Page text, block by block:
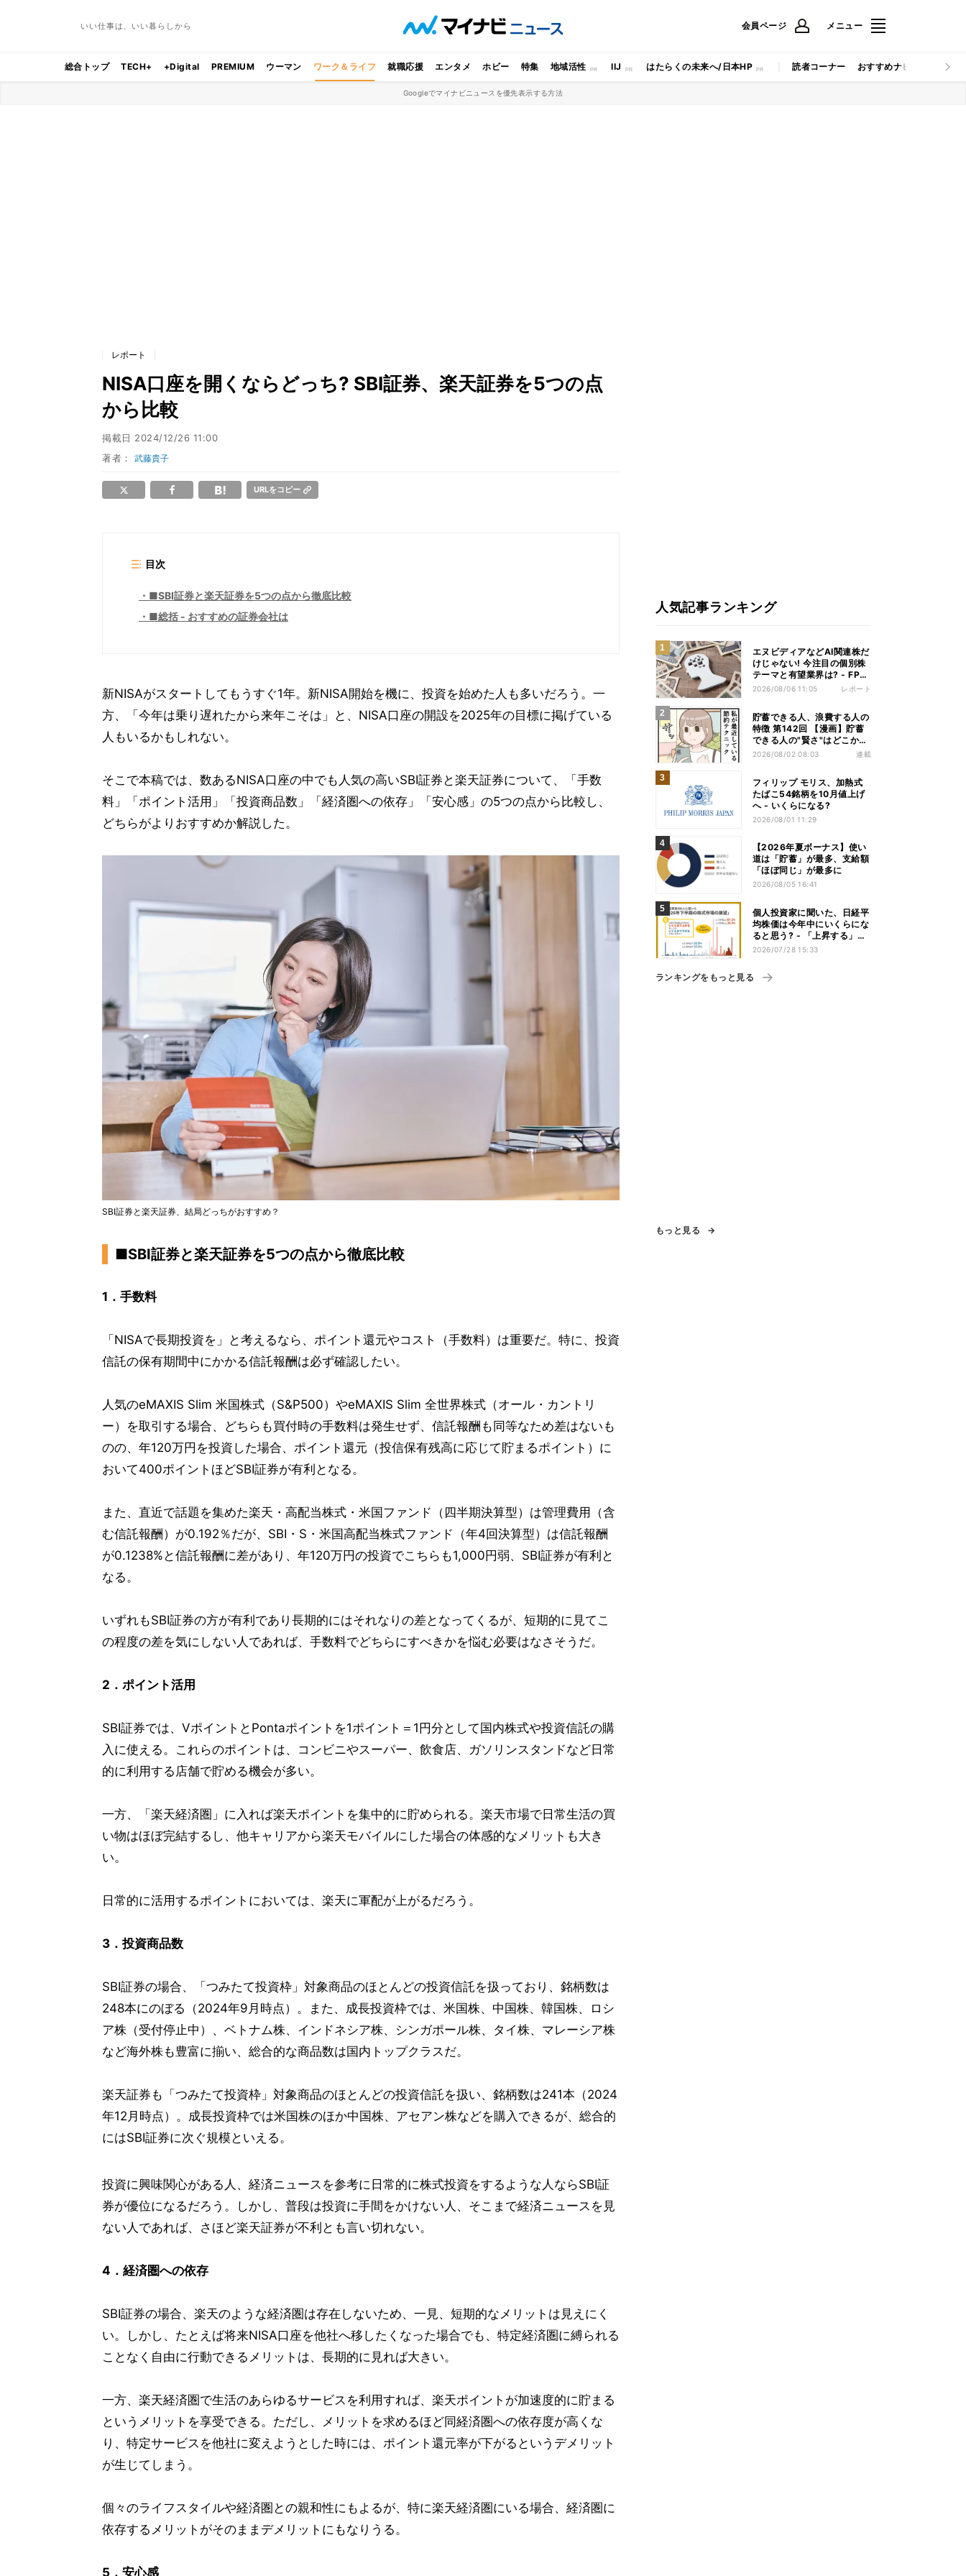
いい仕事は、いい暮らしから 会員ページ メニュー
総合トップ TECH+ +Digital PREMIUM ウーマン ワーク＆ライフ 就職応援 エンタメ ホビー 特集 地域活性 IIJ はたらくの未来へ/日本HP 読者コーナー おすすめナビ マイナビ
Googleでマイナビニュースを優先表示する方法
レポート
NISA口座を開くならどっち? SBI証券、楽天証券を5つの点
から比較
掲載日 2024/12/26 11:00
著者：武藤貴子
URLをコピー
目次
■SBI証券と楽天証券を5つの点から徹底比較
■総括 - おすすめの証券会社は
新NISAがスタートしてもうすぐ1年。新NISA開始を機に、投資を始めた人も多いだろう。一
方、「今年は乗り遅れたから来年こそは」と、NISA口座の開設を2025年の目標に掲げている
人もいるかもしれない。
そこで本稿では、数あるNISA口座の中でも人気の高いSBI証券と楽天証券について、「手数
料」「ポイント活用」「投資商品数」「経済圏への依存」「安心感」の5つの点から比較し、
どちらがよりおすすめか解説した。
SBI証券と楽天証券、結局どっちがおすすめ？
■SBI証券と楽天証券を5つの点から徹底比較
1．手数料
「NISAで長期投資を」と考えるなら、ポイント還元やコスト（手数料）は重要だ。特に、投資
信託の保有期間中にかかる信託報酬は必ず確認したい。
人気のeMAXIS Slim 米国株式（S&P500）やeMAXIS Slim 全世界株式（オール・カントリ
ー）を取引する場合、どちらも買付時の手数料は発生せず、信託報酬も同等なため差はないも
のの、年120万円を投資した場合、ポイント還元（投信保有残高に応じて貯まるポイント）に
おいて400ポイントほどSBI証券が有利となる。
また、直近で話題を集めた楽天・高配当株式・米国ファンド（四半期決算型）は管理費用（含
む信託報酬）が0.192％だが、SBI・S・米国高配当株式ファンド（年4回決算型）は信託報酬
が0.1238%と信託報酬に差があり、年120万円の投資でこちらも1,000円弱、SBI証券が有利と
なる。
いずれもSBI証券の方が有利であり長期的にはそれなりの差となってくるが、短期的に見てこ
の程度の差を気にしない人であれば、手数料でどちらにすべきかを悩む必要はなさそうだ。
2．ポイント活用
SBI証券では、VポイントとPontaポイントを1ポイント＝1円分として国内株式や投資信託の購
入に使える。これらのポイントは、コンビニやスーパー、飲食店、ガソリンスタンドなど日常
的に利用する店舗で貯める機会が多い。
一方、「楽天経済圏」に入れば楽天ポイントを集中的に貯められる。楽天市場で日常生活の買
い物はほぼ完結するし、他キャリアから楽天モバイルにした場合の体感的なメリットも大き
い。
日常的に活用するポイントにおいては、楽天に軍配が上がるだろう。
3．投資商品数
SBI証券の場合、「つみたて投資枠」対象商品のほとんどの投資信託を扱っており、銘柄数は
248本にのぼる（2024年9月時点）。また、成長投資枠では、米国株、中国株、韓国株、ロシ
ア株（受付停止中）、ベトナム株、インドネシア株、シンガポール株、タイ株、マレーシア株
など海外株も豊富に揃い、総合的な商品数は国内トップクラスだ。
楽天証券も「つみたて投資枠」対象商品のほとんどの投資信託を扱い、銘柄数は241本（2024
年12月時点）。成長投資枠では米国株のほか中国株、アセアン株などを購入できるが、総合的
にはSBI証券に次ぐ規模といえる。
投資に興味関心がある人、経済ニュースを参考に日常的に株式投資をするような人ならSBI証
券が優位になるだろう。しかし、普段は投資に手間をかけない人、そこまで経済ニュースを見
ない人であれば、さほど楽天証券が不利とも言い切れない。
4．経済圏への依存
SBI証券の場合、楽天のような経済圏は存在しないため、一見、短期的なメリットは見えにく
い。しかし、たとえば将来NISA口座を他社へ移したくなった場合でも、特定経済圏に縛られる
ことなく自由に行動できるメリットは、長期的に見れば大きい。
一方、楽天経済圏で生活のあらゆるサービスを利用すれば、楽天ポイントが加速度的に貯まる
というメリットを享受できる。ただし、メリットを求めるほど同経済圏への依存度が高くな
り、特定サービスを他社に変えようとした時には、ポイント還元率が下がるというデメリット
が生じてしまう。
個々のライフスタイルや経済圏との親和性にもよるが、特に楽天経済圏にいる場合、経済圏に
依存するメリットがそのままデメリットにもなりうる。
5．安心感
人気記事ランキング
エヌビディアなどAI関連株だ
けじゃない! 今注目の個別株
テーマと有望業界は? - FP解
説
2026/08/06 11:05 レポート
貯蓄できる人、浪費する人の
特徴 第142回 【漫画】貯蓄
できる人の"賢さ"はどこか
ら? スーパーでの意外な習慣
2026/08/02 08:03 連載
フィリップ モリス、加熱式
たばこ54銘柄を10月値上げ
へ - いくらになる?
2026/08/01 11:29
【2026年夏ボーナス】使い
道は「貯蓄」が最多、支給額
「ほぼ同じ」が最多に
2026/08/05 16:41
個人投資家に聞いた、日経平
均株価は今年中にいくらにな
ると思う? - 「上昇する」は
7割、最多予想は
2026/07/28 15:33
ランキングをもっと見る
もっと見る